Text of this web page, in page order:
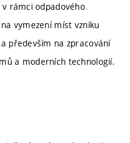
rámci odpadového
vymezení míst vzniku
především na zpracování
a moderních technologií.